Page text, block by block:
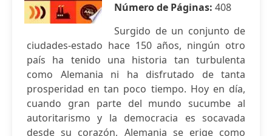
Número de Páginas: 408
Surgido de un conjunto de
ciudades-estado hace 150 años, ningún otro
país ha tenido una historia tan turbulenta
como Alemania ni ha disfrutado de tanta
prosperidad en tan poco tiempo. Hoy en día,
cuando gran parte del mundo sucumbe al
autoritarismo y la democracia es socavada
desde su corazón, Alemania se erige como